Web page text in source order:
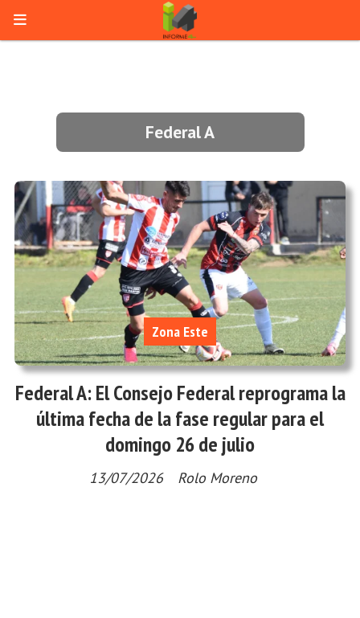
Federal A
Federal A: El Consejo Federal reprograma la
última fecha de la fase regular para el
domingo 26 de julio
Rolo Moreno
Zona Este
13/07/2026